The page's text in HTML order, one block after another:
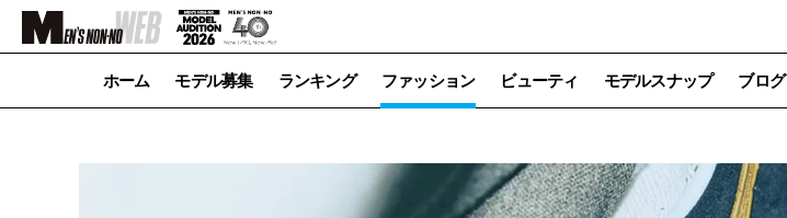
ホーム モデル募集 ランキング ファッション ビューティ モデルスナップ ブログ